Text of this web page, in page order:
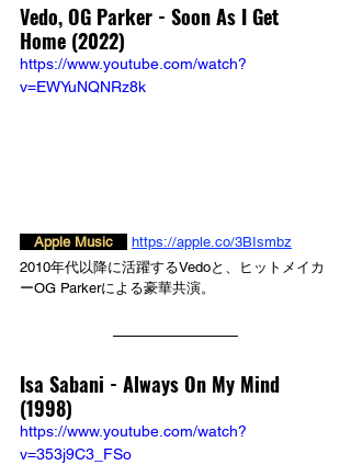
Vedo, OG Parker - Soon As I Get
Home (2022)
https://www.youtube.com/watch?
v=EWYuNQNRz8k
Apple Music
https://apple.co/3BIsmbz
2010年代以降に活躍するVedoと、ヒットメイカ
ーOG Parkerによる豪華共演。
Isa Sabani - Always On My Mind
(1998)
https://www.youtube.com/watch?
v=353j9C3_FSo